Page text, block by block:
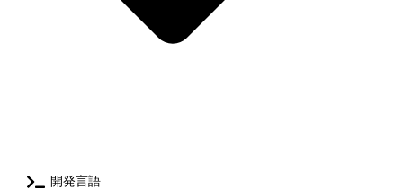
中心に、隣接する領域に染み出しながら開発に携わることができます。
エンジニアがユーザーインタビューに参加して課題の探索段階から関わ
開発言語